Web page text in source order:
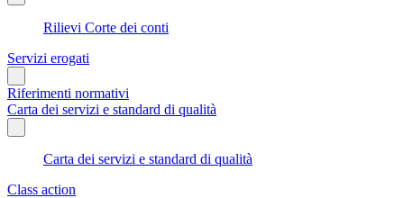
Rilievi Corte dei conti
Servizi erogati
Riferimenti normativi
Carta dei servizi e standard di qualità
Carta dei servizi e standard di qualità
Class action